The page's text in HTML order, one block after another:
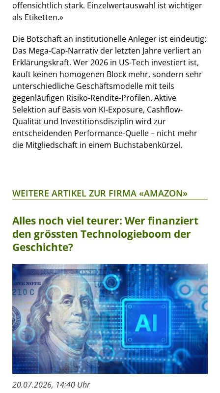
offensichtlich stark. Einzelwertauswahl ist wichtiger
als Etiketten.»
Die Botschaft an institutionelle Anleger ist eindeutig:
Das Mega-Cap-Narrativ der letzten Jahre verliert an
Erklärungskraft. Wer 2026 in US-Tech investiert ist,
kauft keinen homogenen Block mehr, sondern sehr
unterschiedliche Geschäftsmodelle mit teils
gegenläufigen Risiko-Rendite-Profilen. Aktive
Selektion auf Basis von KI-Exposure, Cashflow-
Qualität und Investitionsdisziplin wird zur
entscheidenden Performance-Quelle – nicht mehr
die Mitgliedschaft in einem Buchstabenkürzel.
WEITERE ARTIKEL ZUR FIRMA «AMAZON»
Alles noch viel teurer: Wer finanziert
den grössten Technologieboom der
Geschichte?
20.07.2026, 14:40 Uhr